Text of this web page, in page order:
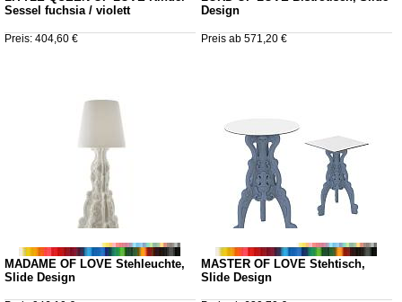
Sessel fuchsia / violett
Preis: 404,60 €
Design
Preis ab 571,20 €
MADAME OF LOVE Stehleuchte,
Slide Design
MASTER OF LOVE Stehtisch,
Slide Design